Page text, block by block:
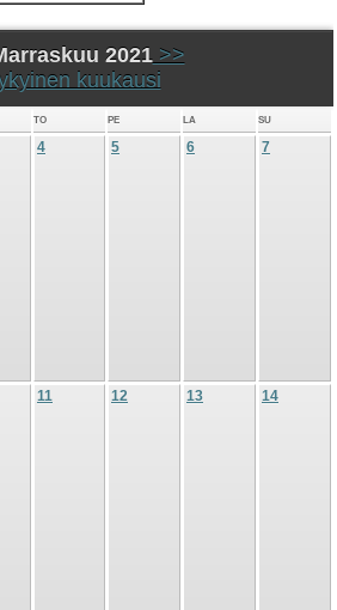
2021>>
kuukausi
TO PE LA SU
4 5 6 7
11 12 13 14